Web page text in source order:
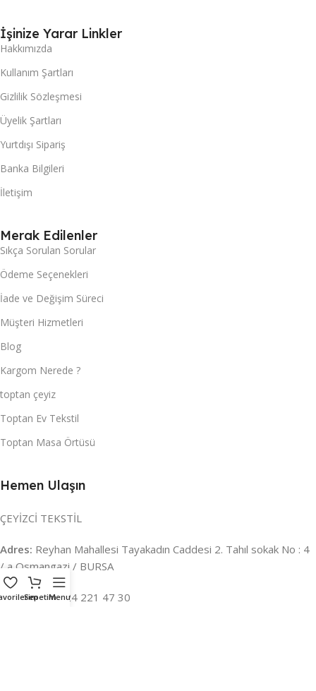
İşinize Yarar Linkler
Hakkımızda
Kullanım Şartları
Gizlilik Sözleşmesi
Üyelik Şartları
Yurtdışı Sipariş
Banka Bilgileri
İletişim
Merak Edilenler
Sıkça Sorulan Sorular
Ödeme Seçenekleri
İade ve Değişim Süreci
Müşteri Hizmetleri
Blog
Kargom Nerede ?
toptan çeyiz
Toptan Ev Tekstil
Toptan Masa Örtüsü
Hemen Ulaşın
ÇEYİZCİ TEKSTİL
Adres: Reyhan Mahallesi Tayakadın Caddesi 2. Tahıl sokak No : 4
/ a Osmangazi / BURSA
İLETİŞİM :0224 221 47 30
SepetimMenu